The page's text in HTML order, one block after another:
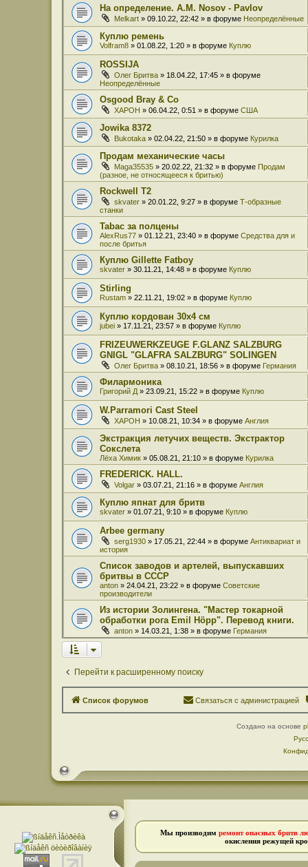
На определение. A.M. Nosov - Pavlov
Melkart » 09.10.22, 22:42 » в форуме Неопределённые
Куплю ремень
Volfram8 » 01.08.22, 1:20 » в форуме Куплю
ROSSIJA
Олег Бритва » 18.04.22, 17:45 » в форуме
Неопределённые
Osgood Bray & Co
XAPOH » 06.04.22, 0:51 » в форуме США
Jowika 8372
Bukotaka » 02.04.22, 21:50 » в форуме Курилка
Продам механические часы
Maga35535 » 20.02.22, 21:32 » в форуме Продам
(разное, не относящееся к бритью)
Rockwell T2
skvater » 20.01.22, 9:27 » в форуме Т-образные
станки
Tabac за полцены
AlexRus77 » 01.12.21, 23:40 » в форуме Средства для и
после бритья
Куплю Gillette Fatboy
skvater » 30.11.21, 14:48 » в форуме Куплю
Stirling
Rustam » 22.11.21, 19:02 » в форуме Куплю
Куплю кордован 30x4 см
jubei » 17.11.21, 23:57 » в форуме Куплю
FRIZEUWERKZEUGE F.GLANZ SALZBURG
GNIGL "GLAFRA SALZBURG" SOLINGEN
Олег Бритва » 08.10.21, 18:56 » в форуме Германия
Филармоника
Григорий Д » 23.09.21, 15:22 » в форуме Куплю
W.Parramori Cast Steel
XAPOH » 10.08.21, 10:34 » в форуме Англия
Экстракция летучих веществ. Экстрактор
Сокслета
Лёха Химик » 05.08.21, 21:10 » в форуме Курилка
FREDERICK. HALL.
Volgar » 03.07.21, 21:16 » в форуме Англия
Куплю япнат для бритв
skvater » 01.07.21, 9:10 » в форуме Куплю
Arbee germany
serg1930 » 17.05.21, 22:44 » в форуме Антиквариат и
история
Список заводов и артелей, выпускавших
бритвы в СССР
anton » 24.04.21, 23:22 » в форуме Советские
производители
Из истории Золингена. "Мастер токарной
обработки рога Emil Höpp". Перевод книги.
anton » 14.03.21, 1:38 » в форуме Германия
Перейти к расширенному поиску
Список форумов Связаться с администрацией
Создано на основе
Мы производим ремонт опасных бритв
окисления режущей